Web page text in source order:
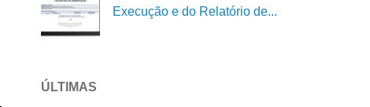
Execução e do Relatório de...
ÚLTIMAS